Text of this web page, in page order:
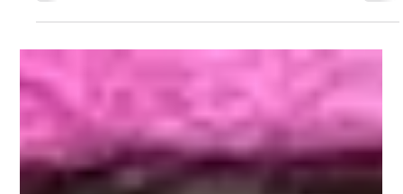
2 min de lectura
Como dar una mejor impresión en la
Webcam.
La imagen vale mas que mil palabras. un ser humano